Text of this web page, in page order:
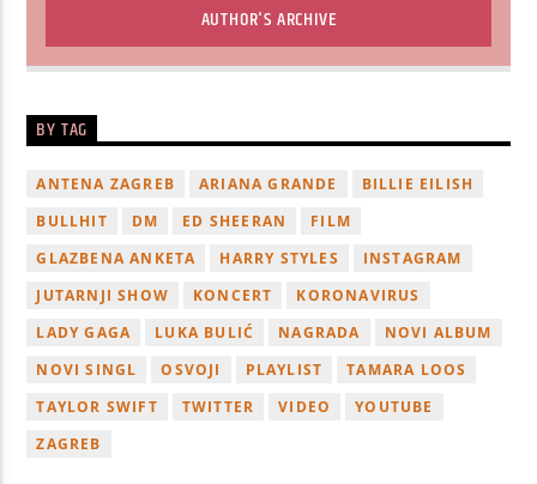
AUTHOR'S ARCHIVE
BY TAG
ANTENA ZAGREB ARIANA GRANDE
BILLIE EILISH
BULLHIT
DM ED SHEERAN
FILM
GLAZBENA ANKETA
HARRY STYLES
INSTAGRAM
JUTARNJI SHOW
KONCERT
KORONAVIRUS
LADY GAGA
LUKA BULIĆ NAGRADA
NOVI ALBUM
NOVI SINGL
OSVOJI PLAYLIST
TAMARA LOOS
TAYLOR SWIFT
TWITTER VIDEO
YOUTUBE
ZAGREB